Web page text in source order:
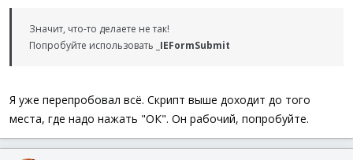
Значит, что-то делаете не так!
Попробуйте использовать _IEFormSubmit
Я уже перепробовал всё. Скрипт выше доходит до того
места, где надо нажать "ОК". Он рабочий, попробуйте.